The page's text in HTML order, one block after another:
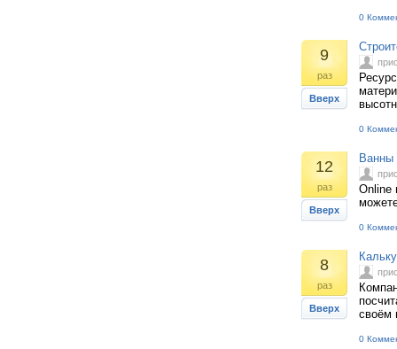
0
9
раз
Вверх
0
12
раз
Вверх
Ванны
Online
0
8
раз
Вверх
своём
0